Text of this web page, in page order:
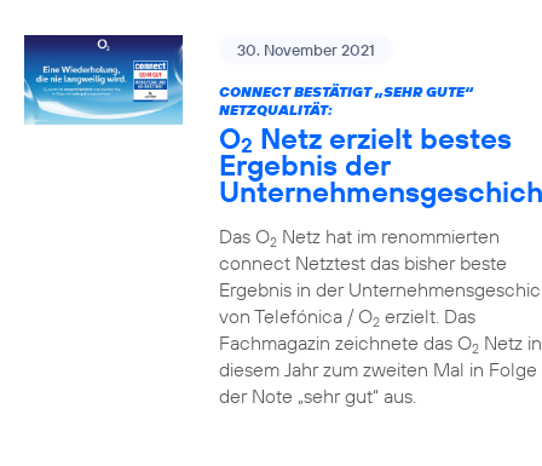
30. November 2021
CONNECT BESTÄTIGT „SEHR GUTE“
NETZQUALITÄT:
O2 Netz erzielt bestes
Ergebnis der
Das O2Netz hat im renommierten
connect Netztest das bisher beste
Ergebnis in der
von Telefónica / O2erzielt. Das
Fachmagazin zeichnete das O2Netz in
diesem Jahr zum zweiten Mal in Folge
der Note „sehr gut“ aus.